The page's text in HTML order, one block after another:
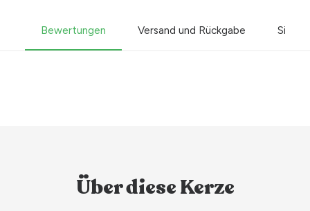
Bewertungen Versand und Rückgabe
Über diese Kerze